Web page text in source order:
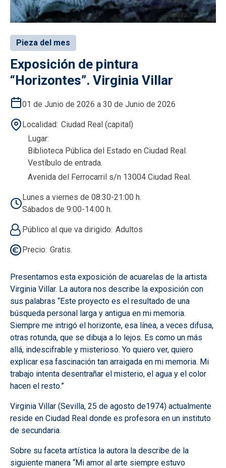
Pieza del mes
Exposición de pintura
“Horizontes”. Virginia Villar
01 de Junio de 2026 a 30 de Junio de 2026
Localidad Ciudad Real (capital)
Lugar
Biblioteca Pública del Estado en Ciudad Real.
Vestíbulo de entrada.
Avenida del Ferrocarril s/n 13004 Ciudad Real.
Lunes a viernes de 08:30-21:00 h.
Sábados de 9:00-14:00 h.
Público al que va dirigido Adultos
Precio Gratis.
Presentamos esta exposición de acuarelas de la artista
Virginia Villar. La autora nos describe la exposición con
sus palabras “Este proyecto es el resultado de una
búsqueda personal larga y antigua en mi memoria.
Siempre me intrigó el horizonte, esa línea, a veces difusa,
otras rotunda, que se dibuja a lo lejos. Es como un más
allá, indescifrable y misterioso. Yo quiero ver, quiero
explicar esa fascinación tan arraigada en mi memoria. Mi
trabajo intenta desentrañar el misterio, el agua y el color
hacen el resto.”
Virginia Villar (Sevilla, 25 de agosto de1974) actualmente
reside en Ciudad Real donde es profesora en un instituto
de secundaria.
Sobre su faceta artística la autora la describe de la
siguiente manera “Mi amor al arte siempre estuvo